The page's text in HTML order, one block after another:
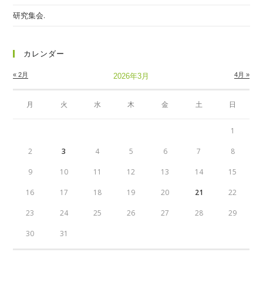
研究集会.
カレンダー
2026年3月
月 火 水 木 金 土 日
« 2月 4月 »
1
2 3 4 5 6 7 8
9 10 11 12 13 14 15
16 17 18 19 20 21 22
23 24 25 26 27 28 29
30 31